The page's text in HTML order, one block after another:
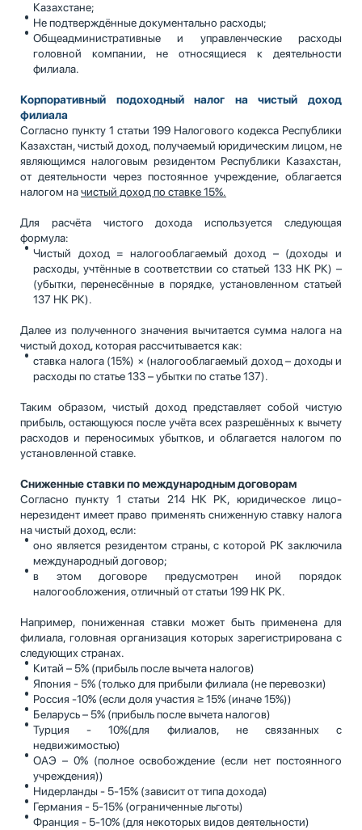
Казахстане;
Не подтверждённые документально расходы;
Общеадминистративные и управленческие расходы
головной компании, не относящиеся к деятельности
филиала.
Корпоративный подоходный налог на чистый доход
филиала
Согласно пункту 1 статьи 199 Налогового кодекса Республики
Казахстан, чистый доход, получаемый юридическим лицом, не
являющимся налоговым резидентом Республики Казахстан,
от деятельности через постоянное учреждение, облагается
налогом начистый доход по ставке 15%.
Для расчёта чистого дохода используется следующая
формула:
Чистый доход = налогооблагаемый доход – (доходы и
расходы, учтённые в соответствии со статьей 133 НК РК) –
(убытки, перенесённые в порядке, установленном статьей
137 НК РК).
Далее из полученного значения вычитается сумма налога на
чистый доход, которая рассчитывается как:
ставка налога (15%) × (налогооблагаемый доход – доходы и
расходы по статье 133 – убытки по статье 137).
Таким образом, чистый доход представляет собой чистую
прибыль, остающуюся после учёта всех разрешённых к вычету
расходов и переносимых убытков, и облагается налогом по
установленной ставке.
Сниженные ставки по международным договорам
Согласно пункту 1 статьи 214 НК РК, юридическое лицо-
нерезидент имеет право применять сниженную ставку налога
на чистый доход, если:
оно является резидентом страны, с которой РК заключила
международный договор;
в этом договоре предусмотрен иной порядок
налогообложения, отличный от статьи 199 НК РК.
Например, пониженная ставки может быть применена для
филиала, головная организация которых зарегистрирована с
следующих странах.
Китай – 5% (прибыль после вычета налогов)
Япония - 5% (только для прибыли филиала (не перевозки)
Россия -10% (если доля участия ≥ 15% (иначе 15%))
Беларусь – 5% (прибыль после вычета налогов)
Турция - 10%(для филиалов, не связанных с
недвижимостью)
ОАЭ – 0% (полное освобождение (если нет постоянного
учреждения))
Нидерланды - 5-15% (зависит от типа дохода)
Германия - 5-15% (ограниченные льготы)
Франция - 5-10% (для некоторых видов деятельности)